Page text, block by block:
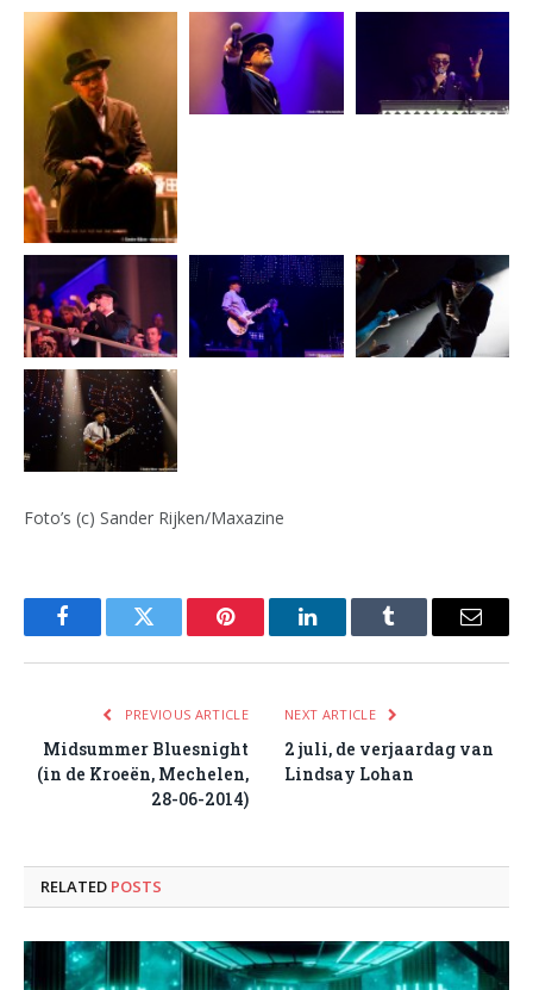
Foto’s (c) Sander Rijken/Maxazine
FacebookTwitter Pinterest LinkedInTumblr Email
PREVIOUS ARTICLE
Midsummer Bluesnight
(in de Kroeën, Mechelen,
28-06-2014)
NEXT ARTICLE
2 juli, de verjaardag van
Lindsay Lohan
RELATED POSTS